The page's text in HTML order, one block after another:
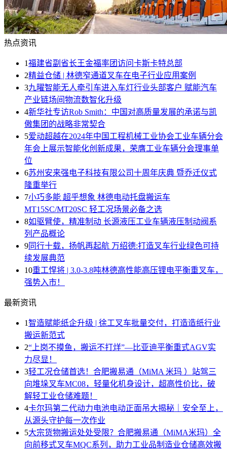
热点资讯
1福建省副省长王金福率团访问卡斯卡特总部
2精益仓储 | 林德窄通道叉车在电子行业应用案例
3九曜智能无人牵引车进入车灯行业头部客户 赋能汽车
产业链场间物流数智化升级
4新华社专访Rob Smith：中国对高质量发展的承诺与凯
傲集团的战略非常契合
5爱动超越在2024年中国工程机械工业协会工业车辆分会
年会上展示智能化创新成果，荣膺工业车辆分会理事单
位
6苏州安来强电子科技有限公司十周年庆典 暨乔迁仪式
隆重举行
7小巧多能 超乎想象 林德电动托盘搬运车
MT15SC/MT20SC 轻工况场景必备之选
8如驱臂使，精准制动 长源液压工业车辆液压制动阀系
列产品概论
9同行十载，扬帆再起航 万绍德:打造叉车行业绿色可持
续发展典范
10重工悍将 | 3.0-3.8吨林德高性能高压锂电平衡重叉车，
强势入市！
最新资讯
1智造赋能纸企升级 | 徐工叉车批量交付，打造造纸行业
搬运新范式
2“上岗不摸鱼，搬运不打烊”—比亚迪平衡重式AGV实
力尽显！
3轻工况仓储首选！合肥搬易通（MiMA 米玛 ）站驾三
向堆垛叉车MC08，轻量化机身设计，超高性价比，破
解轻工业仓储难题！
4卡尔玛第二代动力电池电动正面吊大揭秘｜安全至上，
从源头守护每一次作业
5大宗货物搬运处处受限？合肥搬易通（MiMA米玛）全
向前移式叉车MQC系列，助力工业品制造业仓储高效搬